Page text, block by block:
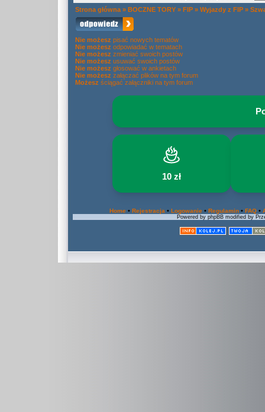
Strona główna » BOCZNE TORY » FIP » Wyjazdy z FIP »
Nie możesz pisać nowych tematów
Nie możesz odpowiadać w tematach
Nie możesz zmieniać swoich postów
Nie możesz usuwać swoich postów
Nie możesz głosować w ankietach
Nie możesz załączać plików na tym forum
Możesz ściągać załączniki na tym forum
10 zł
Home • Rejestracja • Logowanie • Regulamin • FAQ •
Powered by phpBB modified by